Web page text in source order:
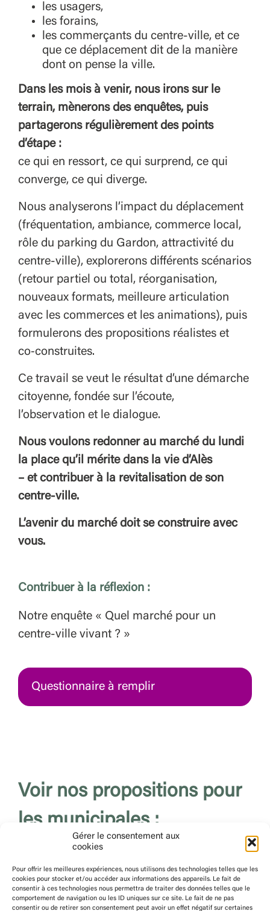
Gérer le consentement aux
cookies
Pour offrir les meilleures expériences, nous utilisons des technologies telles que les
cookies pour stocker et/ou accéder aux informations des appareils. Le fait de
consentir à ces technologies nous permettra de traiter des données telles que le
comportement de navigation ou les ID uniques sur ce site. Le fait de ne pas
consentir ou de retirer son consentement peut avoir un effet négatif sur certaines
les usagers,
les forains,
les commerçants du centre-ville, et ce
que ce déplacement dit de la manière
dont on pense la ville.
Dans les mois à venir, nous irons sur le
terrain, mènerons des enquêtes, puis
partagerons régulièrement des points
d’étape :
ce qui en ressort, ce qui surprend, ce qui
converge, ce qui diverge.
Nous analyserons l’impact du déplacement
(fréquentation, ambiance, commerce local,
rôle du parking du Gardon, attractivité du
centre-ville), explorerons différents scénarios
(retour partiel ou total, réorganisation,
nouveaux formats, meilleure articulation
avec les commerces et les animations), puis
formulerons des propositions réalistes et
co‑construites.
Ce travail se veut le résultat d’une démarche
citoyenne, fondée sur l’écoute,
l’observation et le dialogue.
Nous voulons redonner au marché du lundi
la place qu’il mérite dans la vie d’Alès
– et contribuer à la revitalisation de son
centre-ville.
L’avenir du marché doit se construire avec
vous.
Contribuer à la réflexion :
Notre enquête « Quel marché pour un
centre-ville vivant ? »
Questionnaire à remplir
Voir nos propositions pour
les municipales :
Centre-ville et commerces